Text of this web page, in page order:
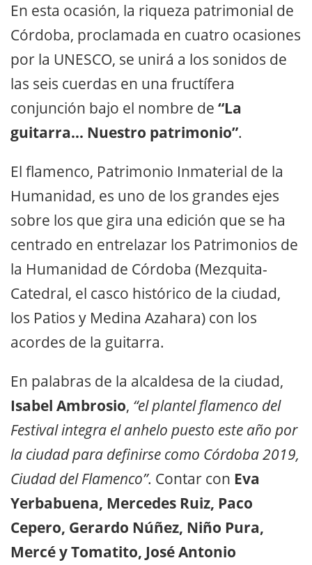
En esta ocasión, la riqueza patrimonial de
Córdoba, proclamada en cuatro ocasiones
por la UNESCO, se unirá a los sonidos de
las seis cuerdas en una fructífera
conjunción bajo el nombre de “La
guitarra… Nuestro patrimonio”.
El flamenco, Patrimonio Inmaterial de la
Humanidad, es uno de los grandes ejes
sobre los que gira una edición que se ha
centrado en entrelazar los Patrimonios de
la Humanidad de Córdoba (Mezquita-
Catedral, el casco histórico de la ciudad,
los Patios y Medina Azahara) con los
acordes de la guitarra.
En palabras de la alcaldesa de la ciudad,
Isabel Ambrosio, “el plantel flamenco del
Festival integra el anhelo puesto este año por
la ciudad para definirse como Córdoba 2019,
Ciudad del Flamenco”. Contar con Eva
Yerbabuena, Mercedes Ruiz, Paco
Cepero, Gerardo Núñez, Niño Pura,
Mercé y Tomatito, José Antonio